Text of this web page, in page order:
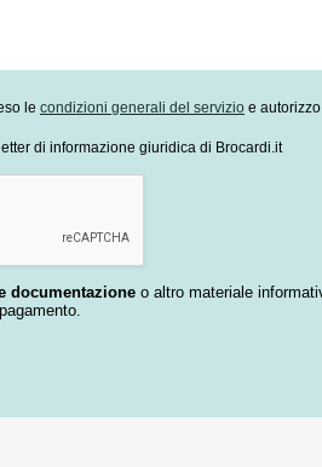
le condizioni generali del servizio e
di informazione giuridica di Brocardi.it
documentazione o altro materiale